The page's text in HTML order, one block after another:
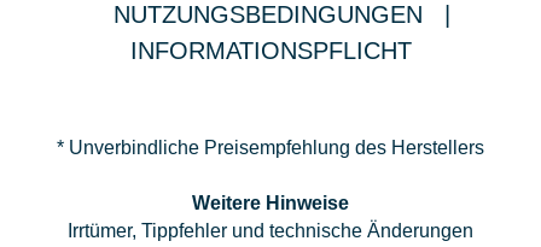
NUTZUNGSBEDINGUNGEN
INFORMATIONSPFLICHT
* Unverbindliche Preisempfehlung des Herstellers
Weitere Hinweise
Irrtümer, Tippfehler und technische Änderungen